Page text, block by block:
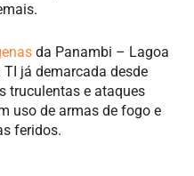
da Panambi – Lagoa
já demarcada desde
truculentas e ataques
uso de armas de fogo e
feridos.